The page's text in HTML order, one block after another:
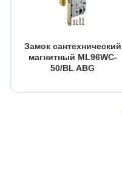
Замок сантехнический
магнитный ML96WC-
50/BL ABG